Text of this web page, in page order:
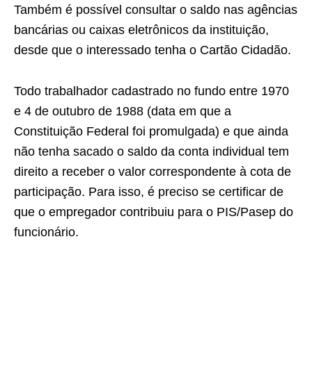
Também é possível consultar o saldo nas agências
bancárias ou caixas eletrônicos da instituição,
desde que o interessado tenha o Cartão Cidadão.
Todo trabalhador cadastrado no fundo entre 1970
e 4 de outubro de 1988 (data em que a
Constituição Federal foi promulgada) e que ainda
não tenha sacado o saldo da conta individual tem
direito a receber o valor correspondente à cota de
participação. Para isso, é preciso se certificar de
que o empregador contribuiu para o PIS/Pasep do
funcionário.